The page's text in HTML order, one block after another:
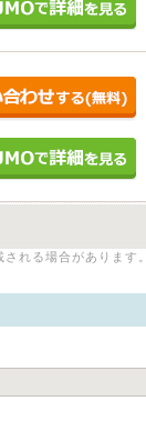
れる場合があります。